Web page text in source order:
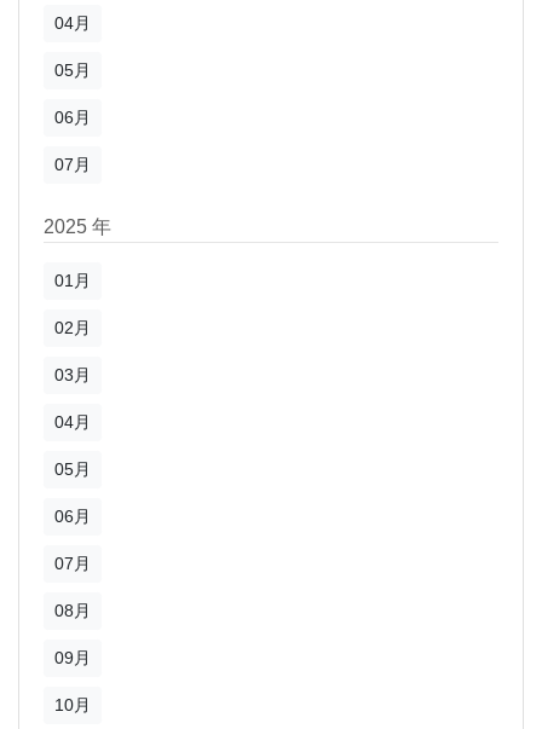
04月
05月
06月
07月
2025 年
01月
02月
03月
04月
05月
06月
07月
08月
09月
10月